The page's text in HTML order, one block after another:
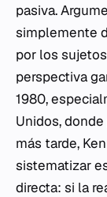
pasiva.
simplemente
por los
perspectiva
1980,
Unidos,
más tarde,
sistematizar
directa: si la